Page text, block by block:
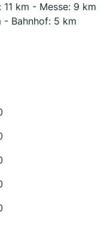
km - Messe: 9 km
- Bahnhof: 5 km